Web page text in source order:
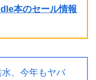
本のセール情報
水、今年もヤバ